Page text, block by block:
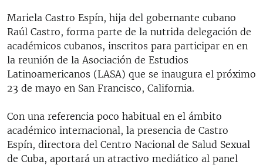
LOS SANTOS DE HIALEAH
DESINFORMACIÓN RUSA EN AMÉRICA LATINA
LA INVASIÓN DE RUSIA A UCRANIA
Mariela Castro Espín, hija del gobernante cubano
Raúl Castro, forma parte de la nutrida delegación de
académicos cubanos, inscritos para participar en en
la reunión de la Asociación de Estudios
Latinoamericanos (LASA) que se inaugura el próximo
23 de mayo en San Francisco, California.
Con una referencia poco habitual en el ámbito
académico internacional, la presencia de Castro
Espín, directora del Centro Nacional de Salud Sexual
de Cuba, aportará un atractivo mediático al panel